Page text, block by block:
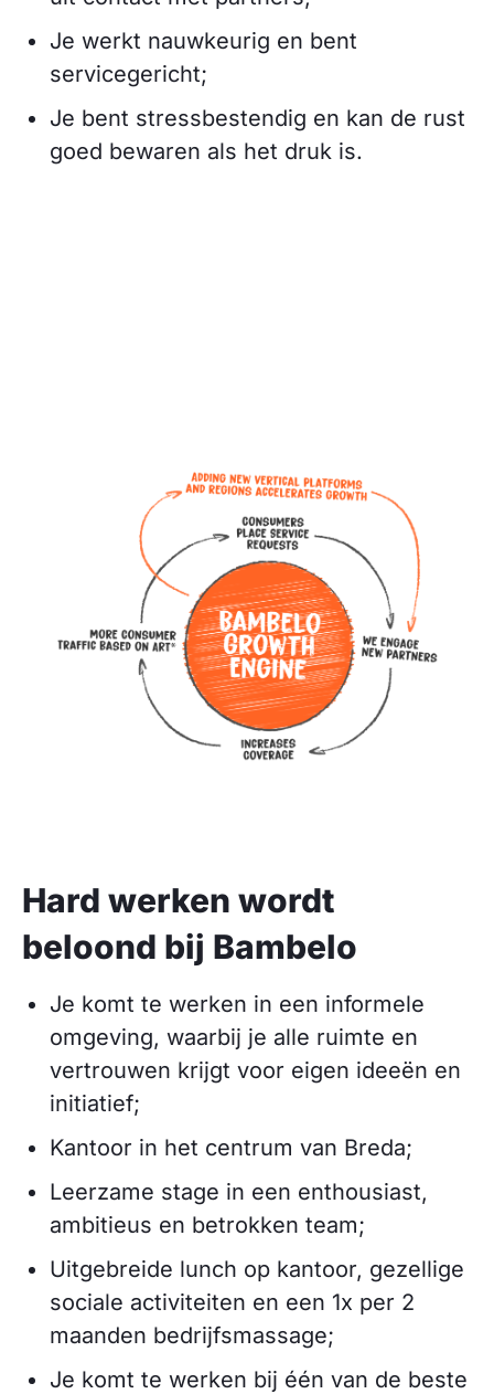
Je werkt nauwkeurig en bent
servicegericht;
Je bent stressbestendig en kan de rust
goed bewaren als het druk is.
Hard werken wordt
beloond bij Bambelo
Je komt te werken in een informele
omgeving, waarbij je alle ruimte en
vertrouwen krijgt voor eigen ideeën en
initiatief;
Kantoor in het centrum van Breda;
Leerzame stage in een enthousiast,
ambitieus en betrokken team;
Uitgebreide lunch op kantoor, gezellige
sociale activiteiten en een 1x per 2
maanden bedrijfsmassage;
Je komt te werken bij één van de beste